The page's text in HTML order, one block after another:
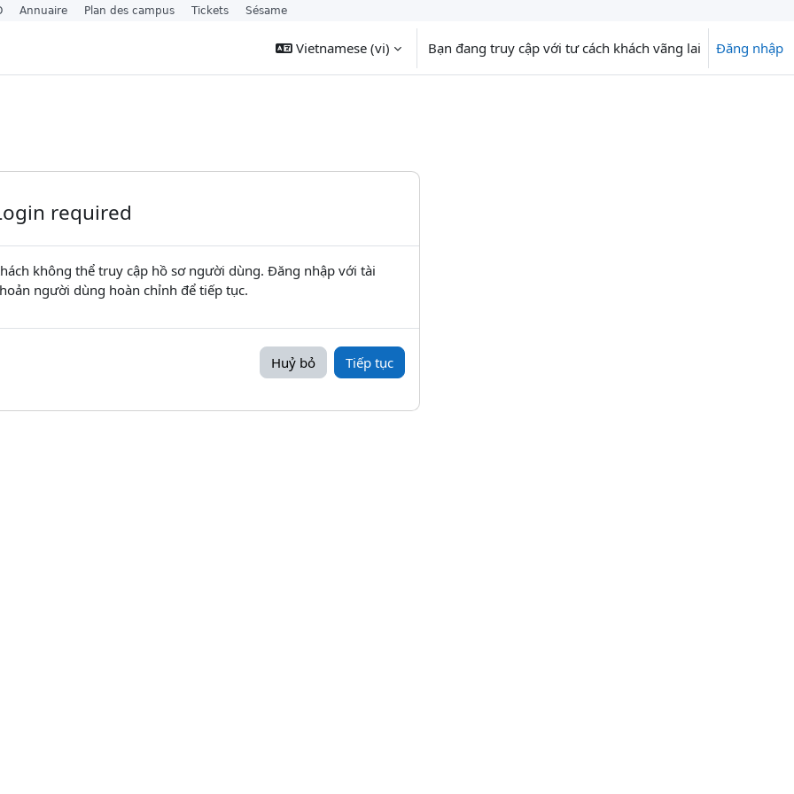
Vietnamese ‎(vi)‎ Bạn đang truy cập với tư cách khách vãng lai Đăng nhập
required
không thể truy cập hồ sơ người dùng. Đăng nhập với tài
người dùng hoàn chỉnh để tiếp tục.
Huỷ bỏ Tiếp tục
Annuaire Plan des campus Tickets Sésame